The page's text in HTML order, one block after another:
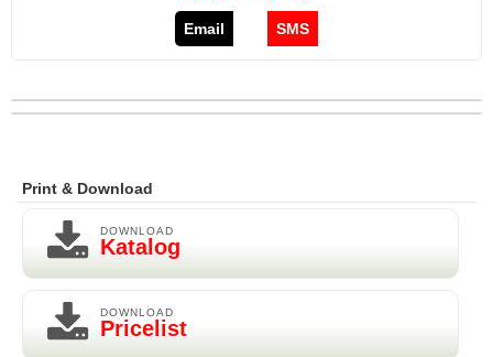
Email SMS
Print & Download
DOWNLOAD
Katalog
DOWNLOAD
Pricelist